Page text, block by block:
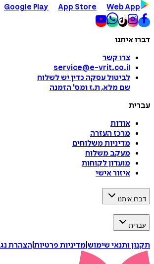
Google Play
App Store Web App
דברו איתנו
צרו קשר
service@e-vrit.co.il
לביטול עסקה כדין יש לשלוח
שם מלא, ת.ז ומס' הזמנה
עברית
אודות
מרכז העזרה
מדיניות משלוחים
מעקב משלוח
מועדון לקוחות
איזור אישי
דברו איתנו
עברית
תקנון ותנאי שימוש מדיניות פרטיות הצהרת